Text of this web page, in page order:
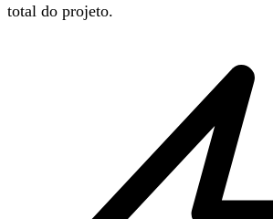
total do projeto.